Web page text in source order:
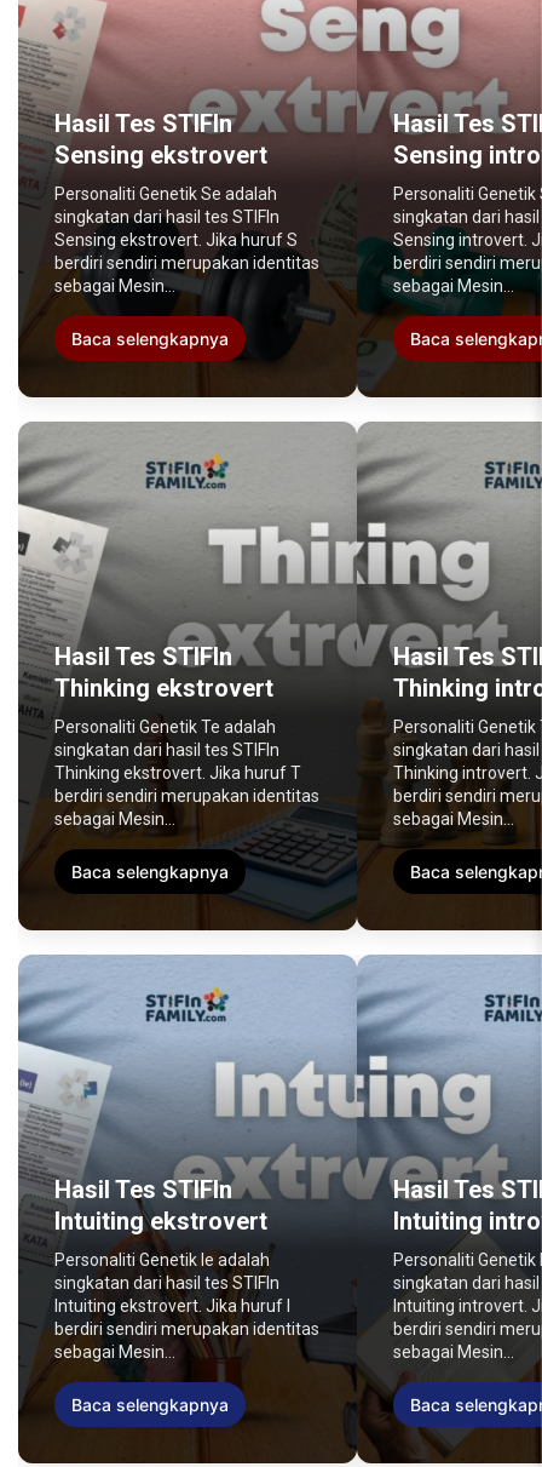
Hasil Tes STIFIn
Sensing ekstrovert
Personaliti Genetik Se adalah
singkatan dari hasil tes STIFIn
Sensing ekstrovert. Jika huruf S
berdiri sendiri merupakan identitas
sebagai Mesin...
Baca selengkapnya
Hasil Tes
Sensing
Personaliti Genetik
singkatan dari hasil
Sensing introvert.
berdiri sendiri
sebagai Mesin...
Baca
Hasil Tes STIFIn
Thinking ekstrovert
Personaliti Genetik Te adalah
singkatan dari hasil tes STIFIn
Thinking ekstrovert. Jika huruf T
berdiri sendiri merupakan identitas
sebagai Mesin...
Baca selengkapnya
Hasil Tes
Thinking
Personaliti Genetik
singkatan dari hasil
Thinking introvert.
berdiri sendiri
sebagai Mesin...
Baca
Hasil Tes STIFIn
Intuiting ekstrovert
Personaliti Genetik Ie adalah
singkatan dari hasil tes STIFIn
Intuiting ekstrovert. Jika huruf I
berdiri sendiri merupakan identitas
sebagai Mesin...
Baca selengkapnya
Hasil Tes
Intuiting
Personaliti Genetik
singkatan dari hasil
Intuiting introvert.
berdiri sendiri
sebagai Mesin...
Baca